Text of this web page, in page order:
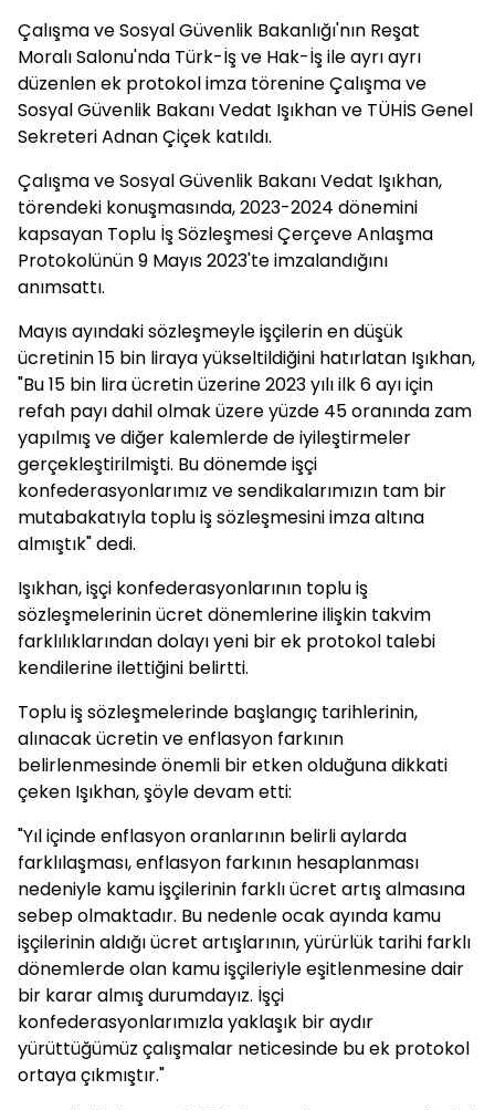
Çalışma ve Sosyal Güvenlik Bakanlığı'nın Reşat
Moralı Salonu'nda Türk-İş ve Hak-İş ile ayrı ayrı
düzenlen ek protokol imza törenine Çalışma ve
Sosyal Güvenlik Bakanı Vedat Işıkhan ve TÜHİS Genel
Sekreteri Adnan Çiçek katıldı.
Çalışma ve Sosyal Güvenlik Bakanı Vedat Işıkhan,
törendeki konuşmasında, 2023-2024 dönemini
kapsayan Toplu İş Sözleşmesi Çerçeve Anlaşma
Protokolünün 9 Mayıs 2023'te imzalandığını
anımsattı.
Mayıs ayındaki sözleşmeyle işçilerin en düşük
ücretinin 15 bin liraya yükseltildiğini hatırlatan Işıkhan,
"Bu 15 bin lira ücretin üzerine 2023 yılı ilk 6 ayı için
refah payı dahil olmak üzere yüzde 45 oranında zam
yapılmış ve diğer kalemlerde de iyileştirmeler
gerçekleştirilmişti. Bu dönemde işçi
konfederasyonlarımız ve sendikalarımızın tam bir
mutabakatıyla toplu iş sözleşmesini imza altına
almıştık" dedi.
Işıkhan, işçi konfederasyonlarının toplu iş
sözleşmelerinin ücret dönemlerine ilişkin takvim
farklılıklarından dolayı yeni bir ek protokol talebi
kendilerine ilettiğini belirtti.
Toplu iş sözleşmelerinde başlangıç tarihlerinin,
alınacak ücretin ve enflasyon farkının
belirlenmesinde önemli bir etken olduğuna dikkati
çeken Işıkhan, şöyle devam etti:
"Yıl içinde enflasyon oranlarının belirli aylarda
farklılaşması, enflasyon farkının hesaplanması
nedeniyle kamu işçilerinin farklı ücret artış almasına
sebep olmaktadır. Bu nedenle ocak ayında kamu
işçilerinin aldığı ücret artışlarının, yürürlük tarihi farklı
dönemlerde olan kamu işçileriyle eşitlenmesine dair
bir karar almış durumdayız. İşçi
konfederasyonlarımızla yaklaşık bir aydır
yürüttüğümüz çalışmalar neticesinde bu ek protokol
ortaya çıkmıştır."